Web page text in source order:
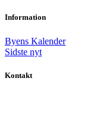
Information
Byens Kalender
Sidste nyt
Kontakt